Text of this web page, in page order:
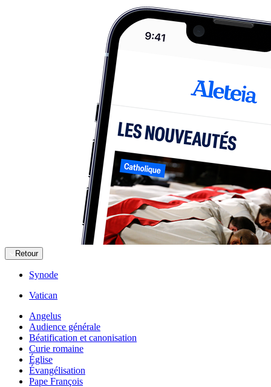
Retour
Synode
Vatican
Angelus
Audience générale
Béatification et canonisation
Curie romaine
Église
Évangélisation
Pape François